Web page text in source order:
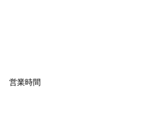
営業時間 9：00